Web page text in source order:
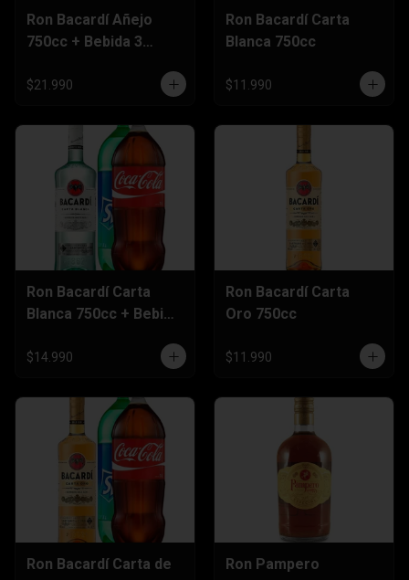
Ron Bacardí Añejo
750cc + Bebida 3
Cerveza 470cc
$21.990
Ron Bacardí Carta
Blanca 750cc
$11.990
Ron Bacardí Carta
Blanca 750cc + Bebida
$14.990
Ron Bacardí Carta
Oro 750cc
$11.990
Ron Bacardí Carta de
Ron Pampero